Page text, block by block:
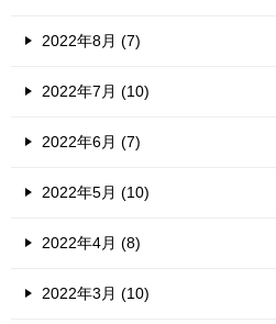
2022年8月 (7)
2022年7月 (10)
2022年6月 (7)
2022年5月 (10)
2022年4月 (8)
2022年3月 (10)